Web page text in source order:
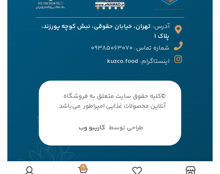
آدرس: تهران، خیابان حقوقی، نبش کوچه پورزند،
پلاک 1
شماره تماس: 09385063070
اینستاگرام:kuzco.food
©کلیه حقوق سایت متعلق به فروشگاه
آنلاین محصولات غذایی امپراطور می‌باشد.
طراحی توسط کاریبو وب
0